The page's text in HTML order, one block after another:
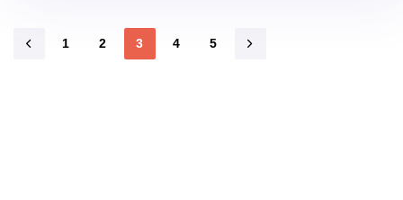
1 2 3 4 5